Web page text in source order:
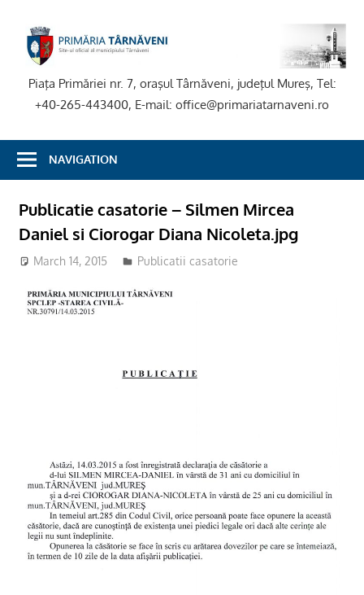
content
Piaţa Primăriei nr. 7, oraşul Târnăveni, judeţul Mureş, Tel:
+40-265-443400, E-mail: office@primariatarnaveni.ro
NAVIGATION
Publicatie casatorie – Silmen Mircea
Daniel si Ciorogar Diana Nicoleta.jpg
March 14, 2015 Publicatii casatorie